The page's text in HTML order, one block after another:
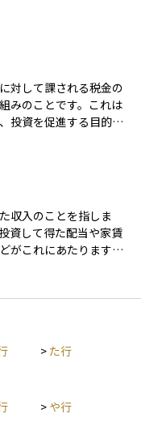
対して課される税金の
みのことです。これは
投資を促進する目的で
な税負担を避けたり
は、受け取る利益に対
考え方となります。
収入のことを指しま
資して得た配当や家賃
がこれにあたります。
ことがとても大切で
> た行
> や行